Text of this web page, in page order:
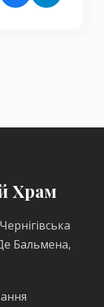
Храм
Бальмена,